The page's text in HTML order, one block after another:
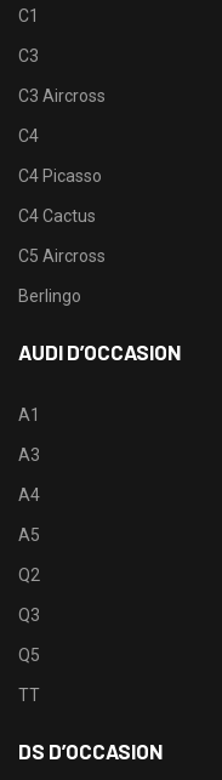
C1
C3
C3 Aircross
C4
C4 Picasso
C4 Cactus
C5 Aircross
Berlingo
AUDI D’OCCASION
A1
A3
A4
A5
Q2
Q3
Q5
TT
DS D’OCCASION